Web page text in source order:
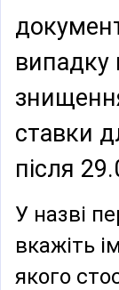
випадку
ставки
після
У назві
вкажіть
якого